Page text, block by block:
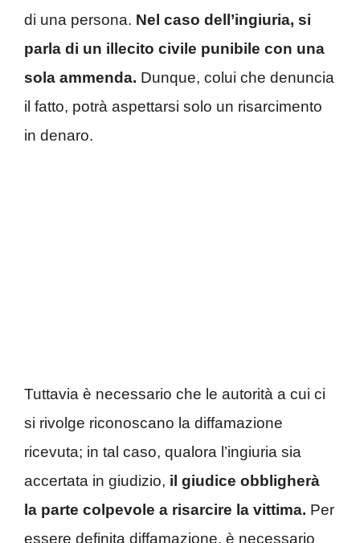
di una persona. Nel caso dell’ingiuria, si
parla di un illecito civile punibile con una
sola ammenda. Dunque, colui che denuncia
il fatto, potrà aspettarsi solo un risarcimento
in denaro.
Tuttavia è necessario che le autorità a cui ci
si rivolge riconoscano la diffamazione
ricevuta; in tal caso, qualora l’ingiuria sia
accertata in giudizio, il giudice obbligherà
la parte colpevole a risarcire la vittima. Per
essere definita diffamazione, è necessario